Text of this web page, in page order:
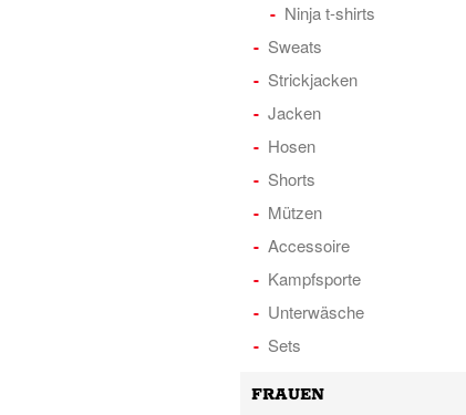
Ninja t-shirts
Sweats
Strickjacken
Jacken
Hosen
Shorts
Mützen
Accessoire
Kampfsporte
Unterwäsche
Sets
FRAUEN